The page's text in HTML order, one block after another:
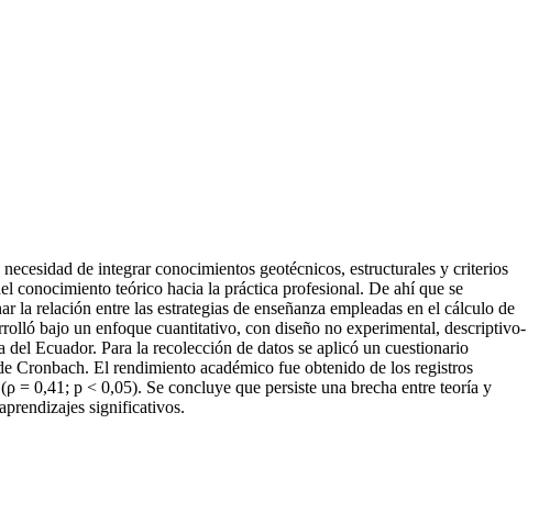
de integrar conocimientos geotécnicos, estructurales y criterios
conocimiento teórico hacia la práctica profesional. De ahí que se
la relación entre las estrategias de enseñanza empleadas en el cálculo de
bajo un enfoque cuantitativo, con diseño no experimental, descriptivo-
Ecuador. Para la recolección de datos se aplicó un cuestionario
Cronbach. El rendimiento académico fue obtenido de los registros
= 0,41; p < 0,05). Se concluye que persiste una brecha entre teoría y
significativos.